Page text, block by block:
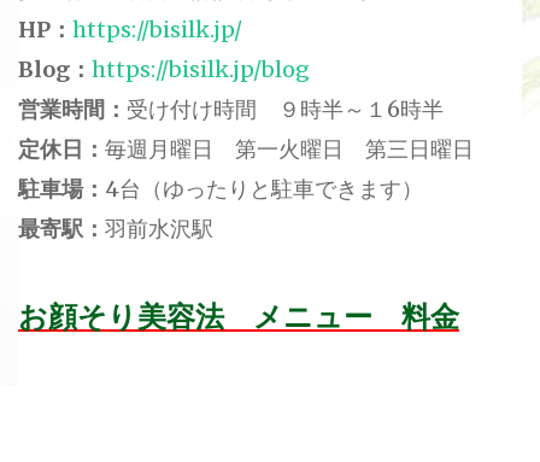
HP： https://bisilk.jp/
Blog： https://bisilk.jp/blog
営業時間： 受け付け時間 ９時半～１6時半
定休日： 毎週月曜日 第一火曜日 第三日曜日
駐車場： 4台（ゆったりと駐車できます）
最寄駅： 羽前水沢駅
お顔そり美容法 メニュー 料金